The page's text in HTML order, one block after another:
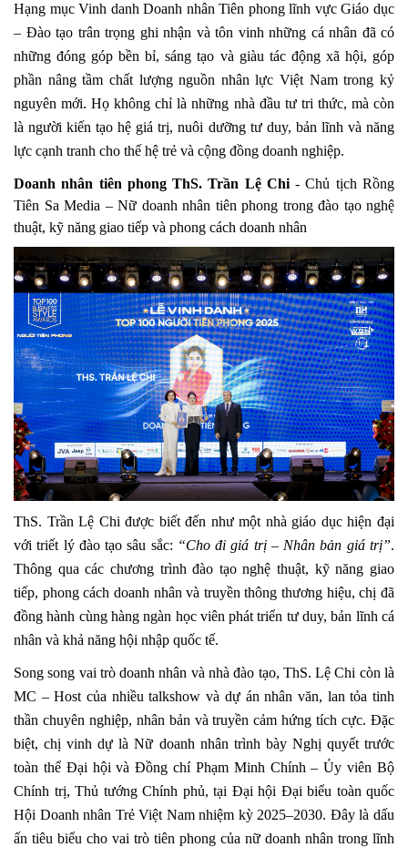
Hạng mục Vinh danh Doanh nhân Tiên phong lĩnh vực Giáo dục
– Đào tạo trân trọng ghi nhận và tôn vinh những cá nhân đã có
những đóng góp bền bỉ, sáng tạo và giàu tác động xã hội, góp
phần nâng tầm chất lượng nguồn nhân lực Việt Nam trong kỷ
nguyên mới. Họ không chỉ là những nhà đầu tư tri thức, mà còn
là người kiến tạo hệ giá trị, nuôi dưỡng tư duy, bản lĩnh và năng
lực cạnh tranh cho thế hệ trẻ và cộng đồng doanh nghiệp.
Doanh nhân tiên phong ThS. Trần Lệ Chi- Chủ tịch Rồng
Tiên Sa Media – Nữ doanh nhân tiên phong trong đào tạo nghệ
thuật, kỹ năng giao tiếp và phong cách doanh nhân
ThS. Trần Lệ Chi được biết đến như một nhà giáo dục hiện đại
với triết lý đào tạo sâu sắc: “Cho đi giá trị – Nhân bản giá trị”.
Thông qua các chương trình đào tạo nghệ thuật, kỹ năng giao
tiếp, phong cách doanh nhân và truyền thông thương hiệu, chị đã
đồng hành cùng hàng ngàn học viên phát triển tư duy, bản lĩnh cá
nhân và khả năng hội nhập quốc tế.
Song song vai trò doanh nhân và nhà đào tạo, ThS. Lệ Chi còn là
MC – Host của nhiều talkshow và dự án nhân văn, lan tỏa tinh
thần chuyên nghiệp, nhân bản và truyền cảm hứng tích cực. Đặc
biệt, chị vinh dự là Nữ doanh nhân trình bày Nghị quyết trước
toàn thể Đại hội và Đồng chí Phạm Minh Chính – Ủy viên Bộ
Chính trị, Thủ tướng Chính phủ, tại Đại hội Đại biểu toàn quốc
Hội Doanh nhân Trẻ Việt Nam nhiệm kỳ 2025–2030. Đây là dấu
ấn tiêu biểu cho vai trò tiên phong của nữ doanh nhân trong lĩnh